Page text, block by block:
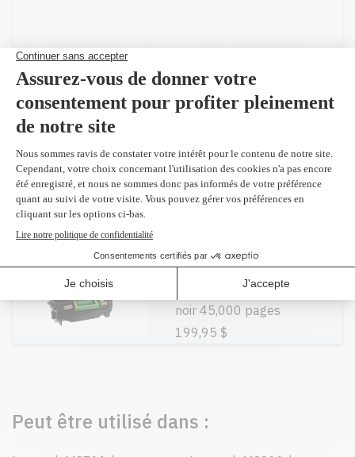
noir 45,000 pages
1107,99 $ (2 et plus
1071,50 $)
remplacement du
noir 45,000 pages
199,95 $
Peut être utilisé dans :